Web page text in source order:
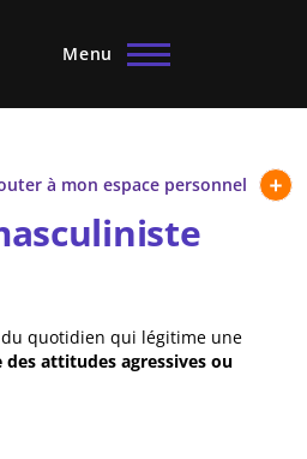
Menu
à mon espace personnel
quotidien qui légitime une
attitudes agressives ou